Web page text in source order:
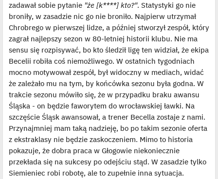
zadawał sobie pytanie "że [k****] kto?". Statystyki go nie
broniły, w zasadzie nic go nie broniło. Najpierw utrzymał
Chrobrego w pierwszej lidze, a później stworzył zespół, który
zagrał najlepszy sezon w 80-letniej historii klubu. Nie ma
sensu się rozpisywać, bo kto śledził ligę ten widział, że ekipa
Becelii robiła coś niemożliwego. W ostatnich tygodniach
mocno motywował zespół, był widoczny w mediach, widać
że zależało mu na tym, by końcówka sezonu była godna. W
trakcie sezonu mówiło się, że w przypadku braku awansu
Śląska - on będzie faworytem do wrocławskiej ławki. Na
szczęście Śląsk awansował, a trener Becella zostaje z nami.
Przynajmniej mam taką nadzieję, bo po takim sezonie oferta
z ekstraklasy nie będzie zaskoczeniem. Mimo to historia
pokazuje, że dobra praca w Głogowie niekoniecznie
przekłada się na sukcesy po odejściu stąd. W zasadzie tylko
Siemieniec robi robotę, ale to zupełnie inna sytuacja.